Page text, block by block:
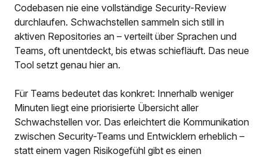
Codebasen nie eine vollständige Security-Review
durchlaufen. Schwachstellen sammeln sich still in
aktiven Repositories an – verteilt über Sprachen und
Teams, oft unentdeckt, bis etwas schiefläuft. Das neue
Tool setzt genau hier an.
Für Teams bedeutet das konkret: Innerhalb weniger
Minuten liegt eine priorisierte Übersicht aller
Schwachstellen vor. Das erleichtert die Kommunikation
zwischen Security-Teams und Entwicklern erheblich –
statt einem vagen Risikogefühl gibt es einen